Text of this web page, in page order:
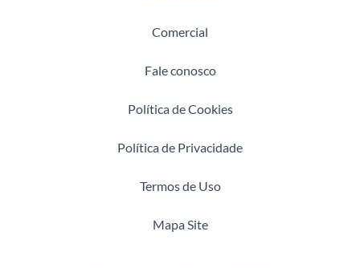
Comercial
Fale conosco
Política de Cookies
Política de Privacidade
Termos de Uso
Mapa Site